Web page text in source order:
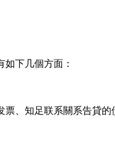
下几個方面：
、知足联系關系告貸